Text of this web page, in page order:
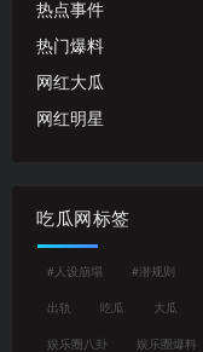
热点事件
热门爆料
网红大瓜
网红明星
吃瓜网标签
#人设崩塌 #潜规则
出轨 吃瓜 大瓜
娱乐圈八卦 娱乐圈爆料